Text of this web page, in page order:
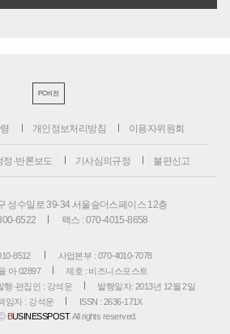
PC버전
개인정보처리방침 이용자위원회
정·반론보도 기사심의규정 불편신고
성수일로 39-34 서울숲더스페이스 12층
6522
팩스 : 070-4015-8658
8512
사업본부 : 070-4010-7078
아 02897
제호 : 비즈니스포스트
행·편집인 : 강석운
발행일자: 2013년 12월 2일
임자 : 강석운
ISSN : 2636-171X
BUSINESSPOST. All rights reserved.